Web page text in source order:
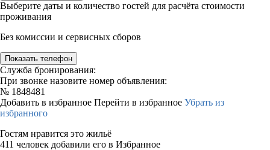
Выберите даты и количество гостей для расчёта стоимости
проживания
Без комиссии и сервисных сборов
Показать телефон
Служба бронирования:
При звонке назовите номер объявления:
№ 1848481
Добавить в избранное Перейти в избранное Убрать из
избранного
Гостям нравится это жильё
411 человек добавили его в Избранное